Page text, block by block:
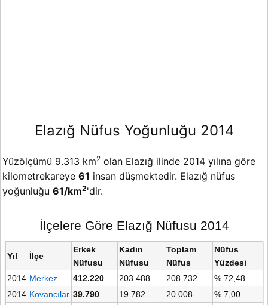
Elazığ Nüfus Yoğunluğu 2014
Yüzölçümü 9.313 km2 olan Elazığ ilinde 2014 yılına göre
kilometrekareye 61 insan düşmektedir. Elazığ nüfus
yoğunluğu 61/km2'dir.
İlçelere Göre Elazığ Nüfusu 2014
Yıl İlçe
Erkek
Nüfusu
Kadın
Nüfusu
Toplam
Nüfus
Nüfus
Yüzdesi
2014 Merkez 412.220 203.488 208.732
% 72,48
2014 Kovancılar 39.790 19.782 20.008
% 7,00